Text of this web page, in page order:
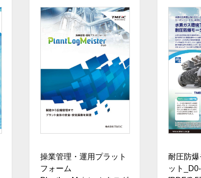
操業管理・運用プラット
フォーム
耐圧防
ット